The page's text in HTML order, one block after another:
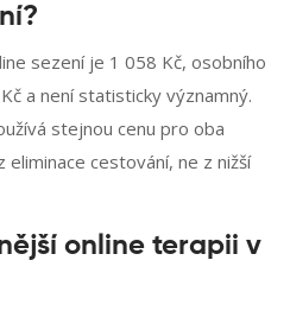
sezení je 1 058 Kč, osobního
a není statisticky významný.
stejnou cenu pro oba
cestování, ne z nižší
online terapii v